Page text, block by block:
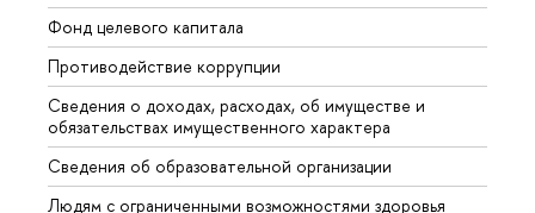
Фонд целевого капитала
Противодействие коррупции
Сведения о доходах, расходах, об имуществе и
обязательствах имущественного характера
Сведения об образовательной организации
Людям с ограниченными возможностями здоровья